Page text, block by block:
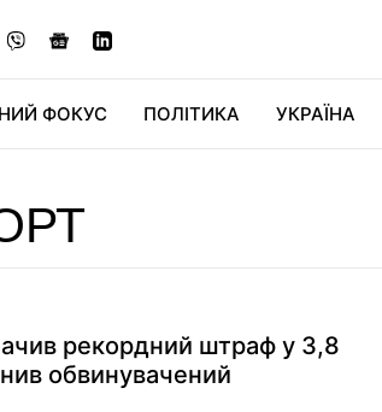
ФОКУС ПОЛІТИКА УКРАЇНА
рекордний штраф у 3,8
обвинувачений